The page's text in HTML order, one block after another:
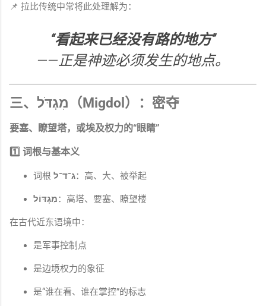
📌 拉比传统中常将此处理解为：
“看起来已经没有路的地方”
——正是神迹必须发生的地点。
三、מִגְדֹּל（Migdol）： 密夺
要塞、瞭望塔，或埃及权力的“眼睛”
1️⃣ 词根与基本义
词根 ג־ד־ל：高、大、被举起
מִגְדּוֹל：高塔、要塞、瞭望楼
在古代近东语境中：
是军事控制点
是边境权力的象征
是“谁在看、谁在掌控”的标志